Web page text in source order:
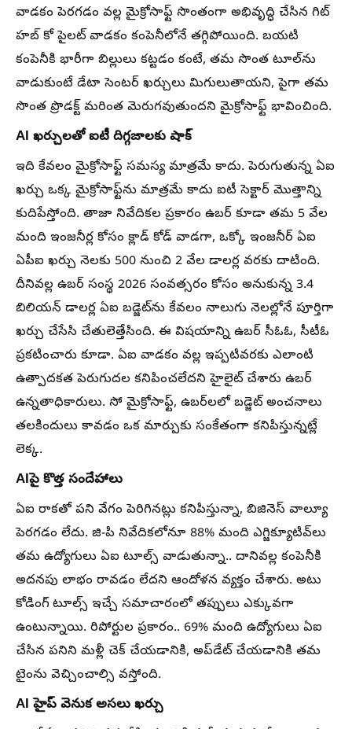
వాడకం పెరగడం వల్ల మైక్రోసాఫ్ట్ సొంతంగా అభివృద్ధి చేసిన గిట్
హబ్ కో పైలట్ వాడకం కంపెనీలోనే తగ్గిపోయింది. బయటి
కంపెనీకి భారీగా బిల్లులు కట్టడం కంటే, తమ సొంత టూల్‌ను
వాడుకుంటే డేటా సెంటర్ ఖర్చులు మిగులుతాయని, పైగా తమ
సొంత ప్రొడక్ట్ మరింత మెరుగవుతుందని మైక్రోసాఫ్ట్ భావించింది.
AI ఖర్చులతో ఐటీ దిగ్గజాలకు షాక్
ఇది కేవలం మైక్రోసాఫ్ట్ సమస్య మాత్రమే కాదు. పెరుగుతున్న ఏఐ
ఖర్చు ఒక్క మైక్రోసాఫ్ట్‌ను మాత్రమే కాదు ఐటీ సెక్టార్ మొత్తాన్ని
కుదిపేస్తోంది. తాజా నివేదికల ప్రకారం ఉబర్ కూడా తమ 5 వేల
మంది ఇంజనీర్ల కోసం క్లాడ్ కోడ్ వాడగా, ఒక్కో ఇంజనీర్ ఏఐ
ఏపీఐ ఖర్చు నెలకు 500 నుంచి 2 వేల డాలర్ల వరకు దాటింది.
దీనివల్ల ఉబర్ సంస్థ 2026 సంవత్సరం కోసం అనుకున్న 3.4
బిలియన్ డాలర్ల ఏఐ బడ్జెట్‌ను కేవలం నాలుగు నెలల్లోనే పూర్తిగా
ఖర్చు చేసేసి చేతులెత్తేసింది. ఈ విషయాన్ని ఉబర్ సీఓఓ, సీటీఓ
ప్రకటించారు కూడా. ఏఐ వాడకం వల్ల ఇప్పటివరకు ఎలాంటి
ఉత్పాదకత పెరుగుదల కనిపించలేదని హైలైట్ చేశారు ఉబర్
ఉన్నతాధికారులు. సో మైక్రోసాఫ్ట్, ఉబర్‌లలో బడ్జెట్ అంచనాలు
తలకిందులు కావడం ఒక మార్పుకు సంకేతంగా కనిపిస్తున్నట్లే
లెక్క.
AIపై కొత్త సందేహాలు
ఏఐ రాకతో పని వేగం పెరిగినట్లు కనిపిస్తున్నా, బిజినెస్ వాల్యూ
పెరగడం లేదు. జి-పి నివేదికలోనూ 88% మంది ఎగ్జిక్యూటివ్‌లు
తమ ఉద్యోగులు ఏఐ టూల్స్ వాడుతున్నా.. దానివల్ల కంపెనీకి
అదనపు లాభం రావడం లేదని ఆందోళన వ్యక్తం చేశారు. అటు
కోడింగ్ టూల్స్ ఇచ్చే సమాచారంలో తప్పులు ఎక్కువగా
ఉంటున్నాయి. రిపోర్టుల ప్రకారం.. 69% మంది ఉద్యోగులు ఏఐ
చేసిన పనిని మళ్లీ చెక్ చేయడానికి, అప్‌డేట్ చేయడానికి తమ
టైంను వెచ్చించాల్సి వస్తోంది.
AI హైప్ వెనుక అసలు ఖర్చు